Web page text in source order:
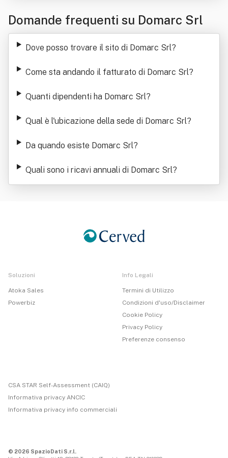
Domande frequenti su Domarc Srl
Dove posso trovare il sito di Domarc Srl?
Come sta andando il fatturato di Domarc Srl?
Quanti dipendenti ha Domarc Srl?
Qual è l'ubicazione della sede di Domarc Srl?
Da quando esiste Domarc Srl?
Quali sono i ricavi annuali di Domarc Srl?
Soluzioni
Atoka Sales
Powerbiz
Info Legali
Termini di Utilizzo
Condizioni d'uso/Disclaimer
Cookie Policy
Privacy Policy
Preferenze consenso
CSA STAR Self-Assessment (CAIQ)
Informativa privacy ANCIC
Informativa privacy info commerciali
© 2026 SpazioDati S.r.l.